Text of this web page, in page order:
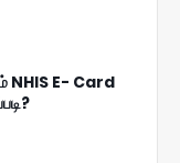
NHIS E- Card